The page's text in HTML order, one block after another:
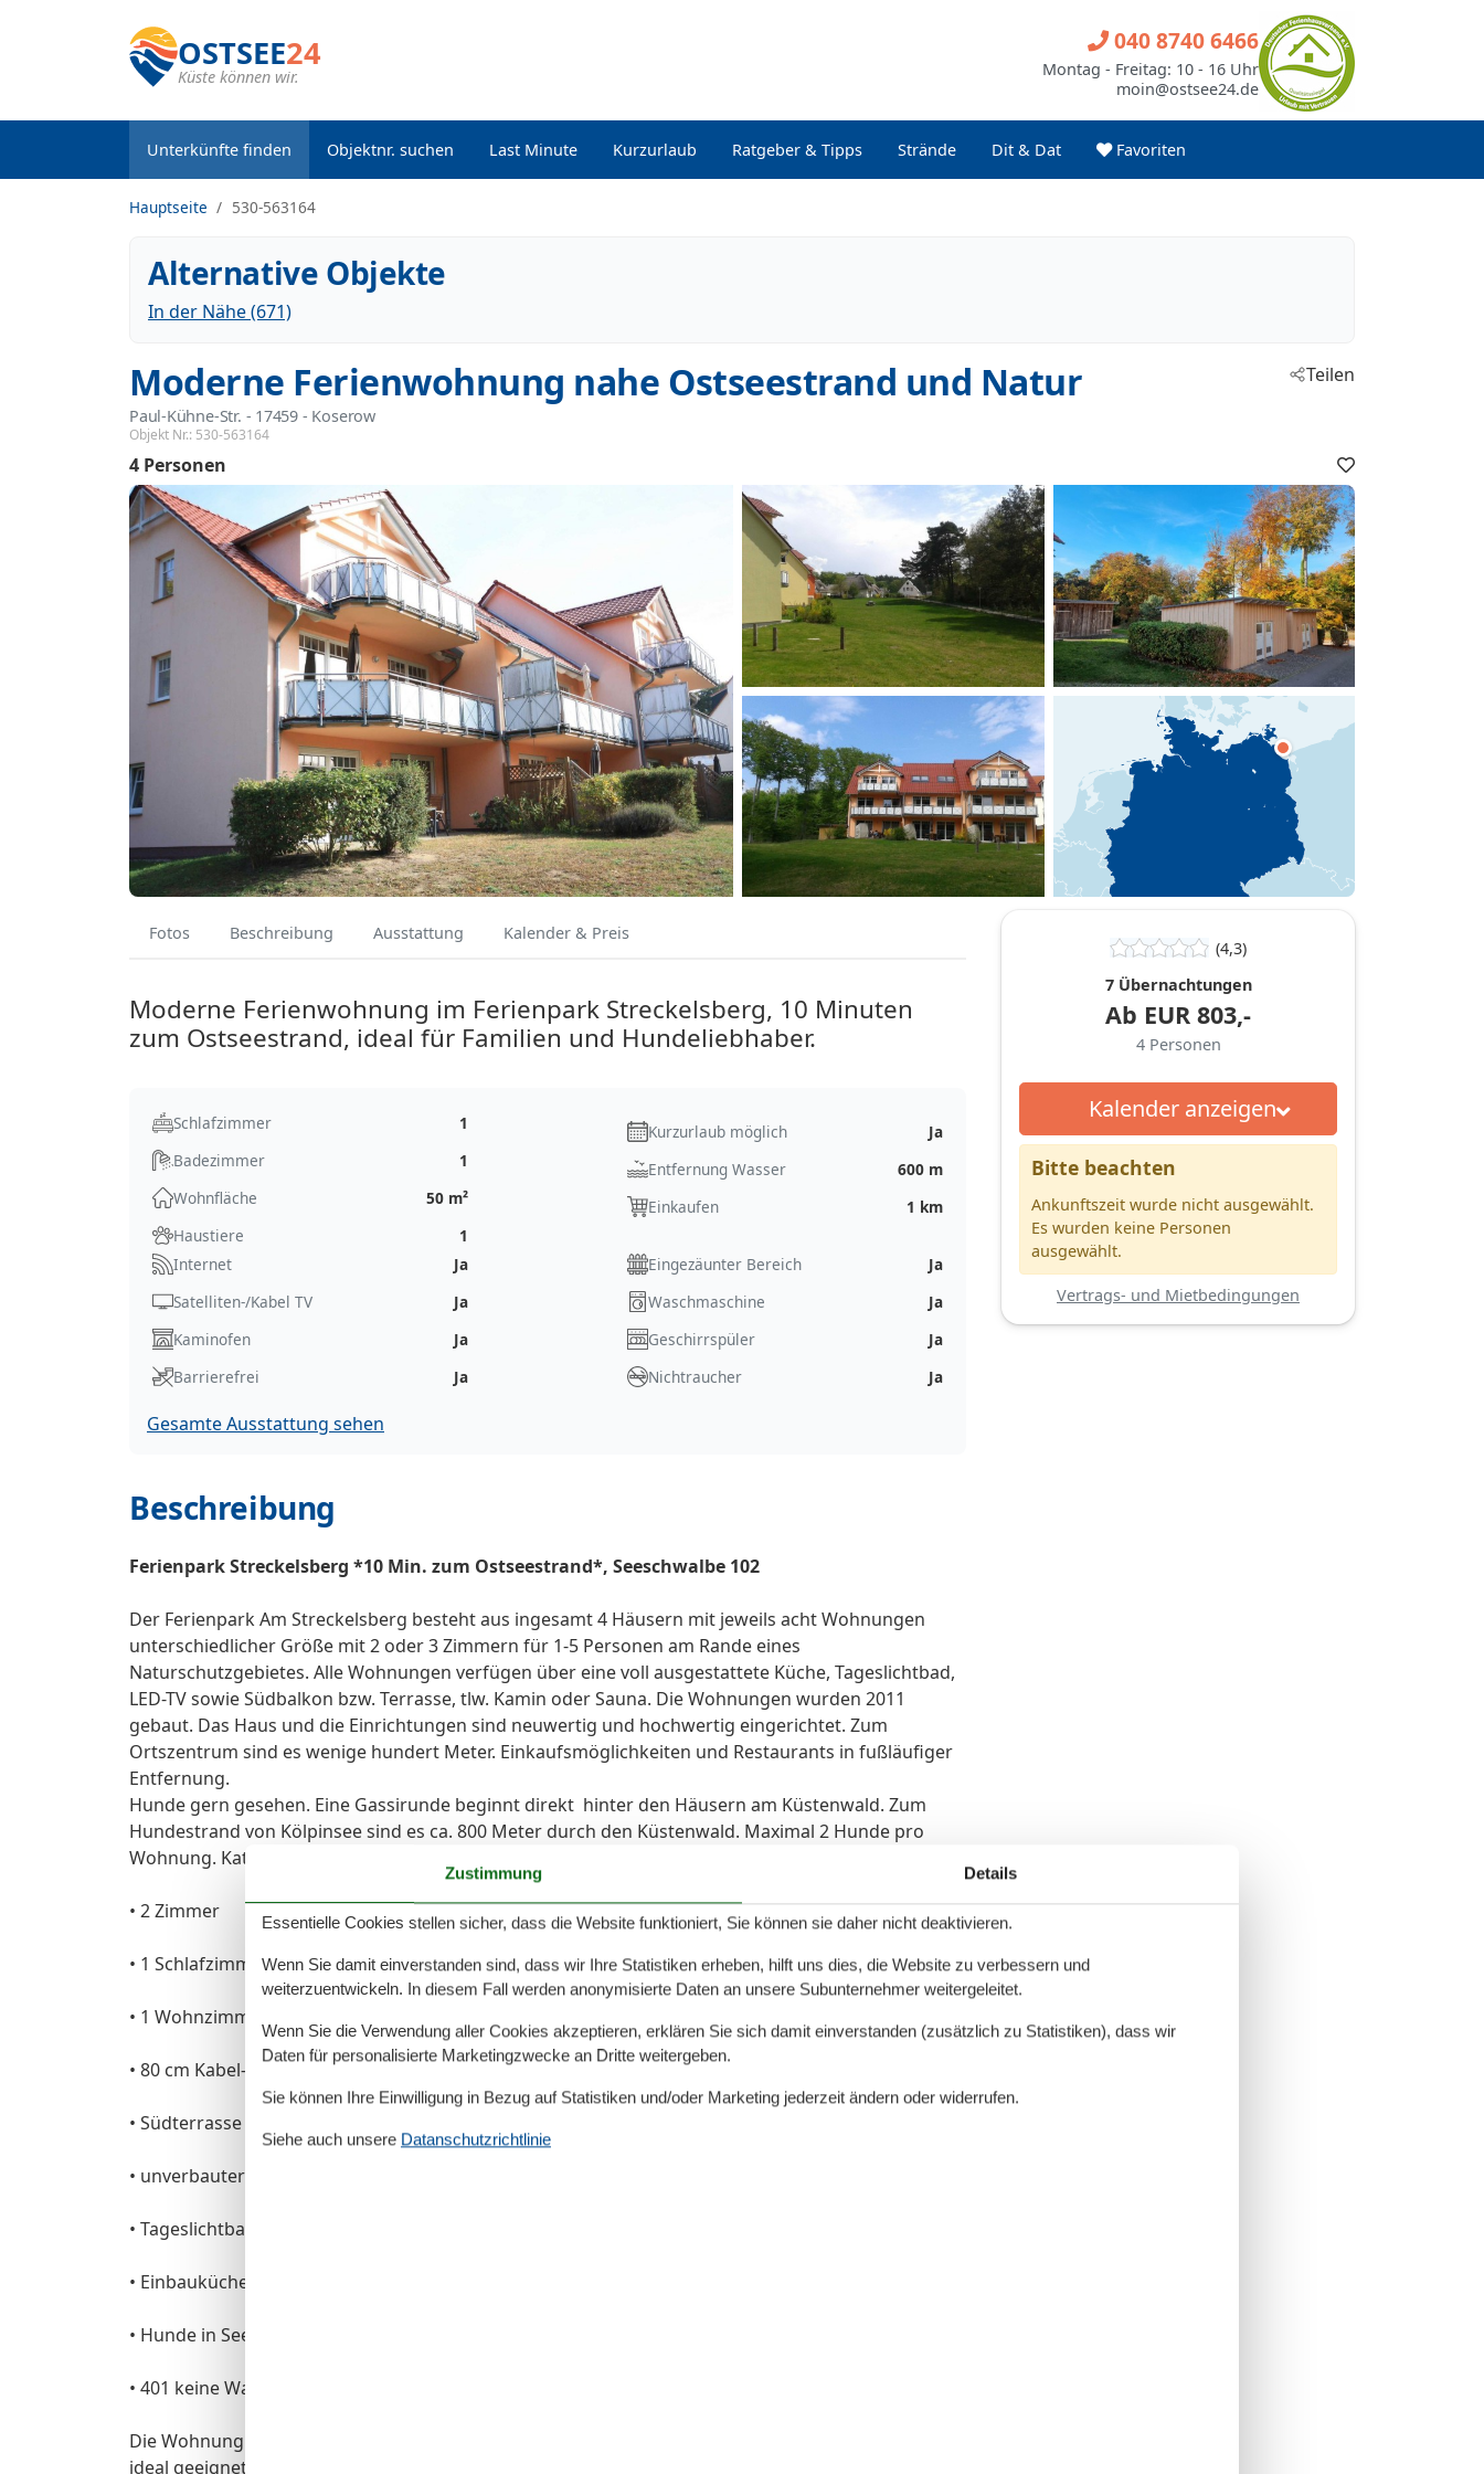
OSTSEE24
Küste können wir.
Unterkünfte finden Objektnr. suchen Last Minute Kurzurlaub Ratgeber & Tipps Strände Dit & Dat Favoriten
040 8740 6466
Montag - Freitag: 10 - 16 Uhr
moin@ostsee24.de
Hauptseite 530-563164
Alternative Objekte
In der Nähe (671)
Moderne Ferienwohnung nahe Ostseestrand und Natur
Paul-Kühne-Str. - 17459 - Koserow
Objekt Nr.: 530-563164
Teilen
4 Personen
Fotos Beschreibung Ausstattung Kalender & Preis
Moderne Ferienwohnung im Ferienpark Streckelsberg, 10 Minuten
zum Ostseestrand, ideal für Familien und Hundeliebhaber.
Schlafzimmer
1
Badezimmer
1
Wohnfläche
50 m²
Haustiere
1
Kurzurlaub möglich
Ja
Entfernung Wasser
600 m
Einkaufen
1 km
Internet
Ja
Satelliten-/Kabel TV
Ja
Kaminofen
Ja
Barrierefrei
Ja
Eingezäunter Bereich
Ja
Waschmaschine
Ja
Geschirrspüler
Ja
Nichtraucher
Ja
Gesamte Ausstattung sehen
Beschreibung
Ferienpark Streckelsberg *10 Min. zum Ostseestrand*, Seeschwalbe 102
Der Ferienpark Am Streckelsberg besteht aus ingesamt 4 Häusern mit jeweils acht Wohnungen
unterschiedlicher Größe mit 2 oder 3 Zimmern für 1-5 Personen am Rande eines
Naturschutzgebietes. Alle Wohnungen verfügen über eine voll ausgestattete Küche, Tageslichtbad,
LED-TV sowie Südbalkon bzw. Terrasse, tlw. Kamin oder Sauna. Die Wohnungen wurden 2011
gebaut. Das Haus und die Einrichtungen sind neuwertig und hochwertig eingerichtet. Zum
Ortszentrum sind es wenige hundert Meter. Einkaufsmöglichkeiten und Restaurants in fußläufiger
Entfernung.
Hunde gern gesehen. Eine Gassirunde beginnt direkt hinter den Häusern am Küstenwald. Zum
Hundestrand von Kölpinsee sind es ca. 800 Meter durch den Küstenwald. Maximal 2 Hunde pro
Wohnung. Katzen leider nicht erlaubt.
• 2 Zimmer
• 1 Schlafzimmer mit Doppelbett und zusätzlichem Einzelbett
• 1 Wohnzimmer mit offener Küche, Eßtisch, Couchecke, Elektrokamin
• 80 cm Kabel-Smart-TV, CD, DVD, sep. Radio
• Südterrasse mit Tisch, Stuhl, Sonnenschirm, Strandkorb
• unverbauter Blick auf den Küstenwald
• Tageslichtbad
• Einbauküche mit Spülmaschine, Ceranfeld, Backofen, etc.
• Hunde in Seeschwalbe 102 und 302 erlaubt
• 401 keine Waschmaschine
Die Wohnung verfügt über ein Schlafzimmer mit Doppelbett undzusätzlichem. Die Wohnung ist
ideal geeignet für Familien und Hundeliebhaber.
(4,3)
7 Übernachtungen
Ab EUR 803,-
4 Personen
Kalender anzeigen
Bitte beachten
Ankunftszeit wurde nicht ausgewählt.
Es wurden keine Personen
ausgewählt.
Vertrags- und Mietbedingungen
Zustimmung Details
Essentielle Cookies stellen sicher, dass die Website funktioniert, Sie können sie daher nicht deaktivieren.
Wenn Sie damit einverstanden sind, dass wir Ihre Statistiken erheben, hilft uns dies, die Website zu verbessern und
weiterzuentwickeln. In diesem Fall werden anonymisierte Daten an unsere Subunternehmer weitergeleitet.
Wenn Sie die Verwendung aller Cookies akzeptieren, erklären Sie sich damit einverstanden (zusätzlich zu Statistiken), dass wir
Daten für personalisierte Marketingzwecke an Dritte weitergeben.
Sie können Ihre Einwilligung in Bezug auf Statistiken und/oder Marketing jederzeit ändern oder widerrufen.
Siehe auch unsere Datanschutzrichtlinie